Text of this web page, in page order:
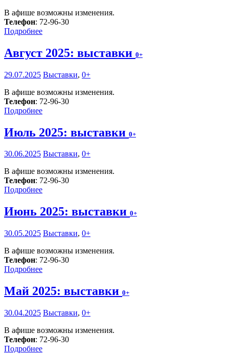
В афише возможны изменения.
Телефон: 72-96-30
Подробнее
Август 2025: выставки 0+
29.07.2025 Выставки, 0+
В афише возможны изменения.
Телефон: 72-96-30
Подробнее
Июль 2025: выставки 0+
30.06.2025 Выставки, 0+
В афише возможны изменения.
Телефон: 72-96-30
Подробнее
Июнь 2025: выставки 0+
30.05.2025 Выставки, 0+
В афише возможны изменения.
Телефон: 72-96-30
Подробнее
Май 2025: выставки 0+
30.04.2025 Выставки, 0+
В афише возможны изменения.
Телефон: 72-96-30
Подробнее